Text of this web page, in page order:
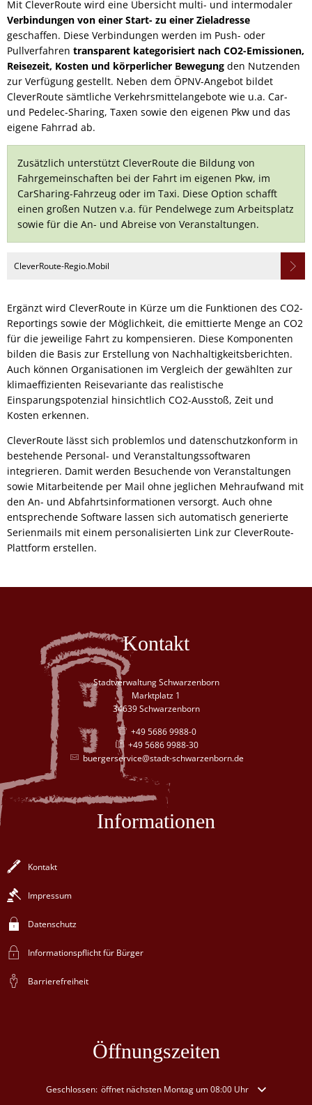
Mit CleverRoute wird eine Übersicht multi- und intermodaler
Verbindungen von einer Start- zu einer Zieladresse
geschaffen. Diese Verbindungen werden im Push- oder
Pullverfahren transparent kategorisiert nach CO2-Emissionen,
Reisezeit, Kosten und körperlicher Bewegung den Nutzenden
zur Verfügung gestellt. Neben dem ÖPNV-Angebot bildet
CleverRoute sämtliche Verkehrsmittelangebote wie u.a. Car-
und Pedelec-Sharing, Taxen sowie den eigenen Pkw und das
eigene Fahrrad ab.
Zusätzlich unterstützt CleverRoute die Bildung von
Fahrgemeinschaften bei der Fahrt im eigenen Pkw, im
CarSharing-Fahrzeug oder im Taxi. Diese Option schafft
einen großen Nutzen v.a. für Pendelwege zum Arbeitsplatz
sowie für die An- und Abreise von Veranstaltungen.
CleverRoute-Regio.Mobil
Ergänzt wird CleverRoute in Kürze um die Funktionen des CO2-
Reportings sowie der Möglichkeit, die emittierte Menge an CO2
für die jeweilige Fahrt zu kompensieren. Diese Komponenten
bilden die Basis zur Erstellung von Nachhaltigkeitsberichten.
Auch können Organisationen im Vergleich der gewählten zur
klimaeffizienten Reisevariante das realistische
Einsparungspotenzial hinsichtlich CO2-Ausstoß, Zeit und
Kosten erkennen.
CleverRoute lässt sich problemlos und datenschutzkonform in
bestehende Personal- und Veranstaltungssoftwaren
integrieren. Damit werden Besuchende von Veranstaltungen
sowie Mitarbeitende per Mail ohne jeglichen Mehraufwand mit
den An- und Abfahrtsinformationen versorgt. Auch ohne
entsprechende Software lassen sich automatisch generierte
Serienmails mit einem personalisierten Link zur CleverRoute-
Plattform erstellen.
Kontakt
Stadtverwaltung Schwarzenborn
Marktplatz 1
34639 Schwarzenborn
+49 5686 9988-0
+49 5686 9988-30
buergerservice@stadt-schwarzenborn.de
Informationen
Kontakt
Impressum
Datenschutz
Informationspflicht für Bürger
Barrierefreiheit
Öffnungszeiten
Klicken, um weitere Öffnungs- oder Schließzeiten auszublenden
Geschlossen: öffnet nächsten Montag um 08:00 Uhr